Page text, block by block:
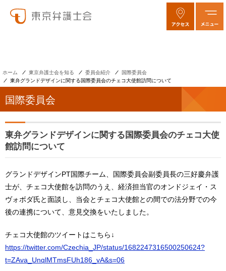
ホーム 東京弁護士会を知る 委員会紹介
国際委員会
東弁グランドデザインに関する国際委員会のチェコ大使館訪問について
国際委員会
東弁グランドデザインに関する国際委員会のチェコ大使
館訪問について
グランドデザインPT国際チーム、国際委員会副委員長の三好慶弁護
士が、チェコ大使館を訪問のうえ、経済担当官のオンドジェイ・ス
ヴォボダ氏と面談し、当会とチェコ大使館との間での法分野での今
後の連携について、意見交換をいたしました。
チェコ大使館のツイートはこちら↓
https://twitter.com/Czechia_JP/status/1682247316500250624?
t=ZAva_UnqlMTmsFUh186_vA&s=06